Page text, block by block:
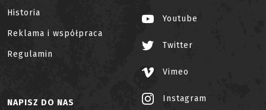
Historia
Reklama i współpraca
Regulamin
Youtube
Twitter
Vimeo
Instagram
NAPISZ DO NAS